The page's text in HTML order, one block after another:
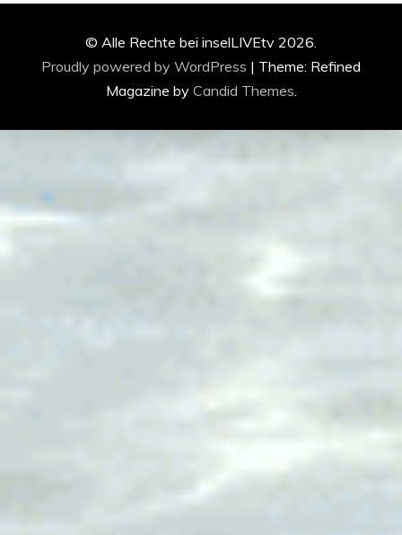
© Alle Rechte bei inselLIVEtv 2026.
Proudly powered by WordPress | Theme: Refined
Magazine by Candid Themes.